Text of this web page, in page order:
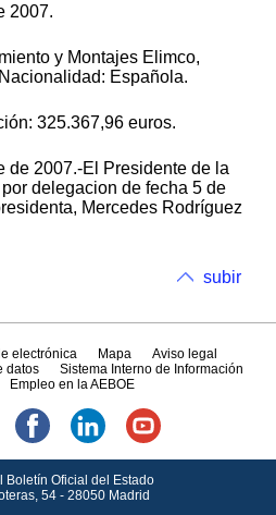
2007.
y Montajes Elimco,
Española.
325.367,96 euros.
de 2007.-El Presidente de la
delegacion de fecha 5 de
Mercedes Rodríguez
subir
electrónica Mapa
Aviso legal
datos
Sistema Interno de Información
Empleo en la AEBOE
Boletín Oficial del Estado
54 - 28050 Madrid